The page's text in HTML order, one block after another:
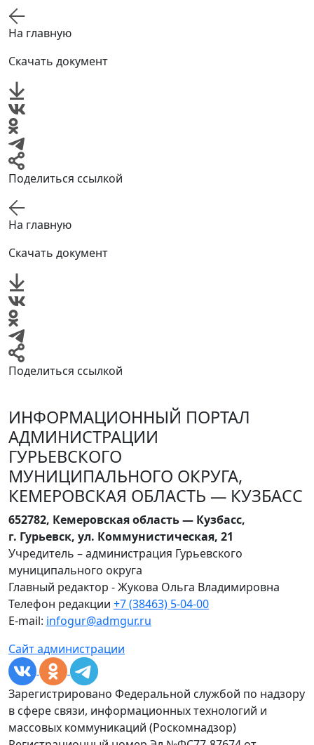
На главную
Скачать документ
Поделиться ссылкой
На главную
Скачать документ
Поделиться ссылкой
ИНФОРМАЦИОННЫЙ ПОРТАЛ
АДМИНИСТРАЦИИ
ГУРЬЕВСКОГО
МУНИЦИПАЛЬНОГО ОКРУГА,
КЕМЕРОВСКАЯ ОБЛАСТЬ — КУЗБАСС
652782, Кемеровская область — Кузбасс,
г. Гурьевск, ул. Коммунистическая, 21
Учредитель – администрация Гурьевского
муниципального округа
Главный редактор - Жукова Ольга Владимировна
Телефон редакции +7 (38463) 5-04-00
E-mail: infogur@admgur.ru
Сайт администрации
Зарегистрировано Федеральной службой по надзору
в сфере связи, информационных технологий и
массовых коммуникаций (Роскомнадзор)